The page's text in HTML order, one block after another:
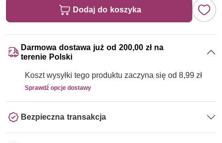
Dodaj do koszyka
Darmowa dostawa już od 200,00 zł na
terenie Polski
Koszt wysyłki tego produktu zaczyna się od 8,99 zł
Sprawdź opcje dostawy
Bezpieczna transakcja